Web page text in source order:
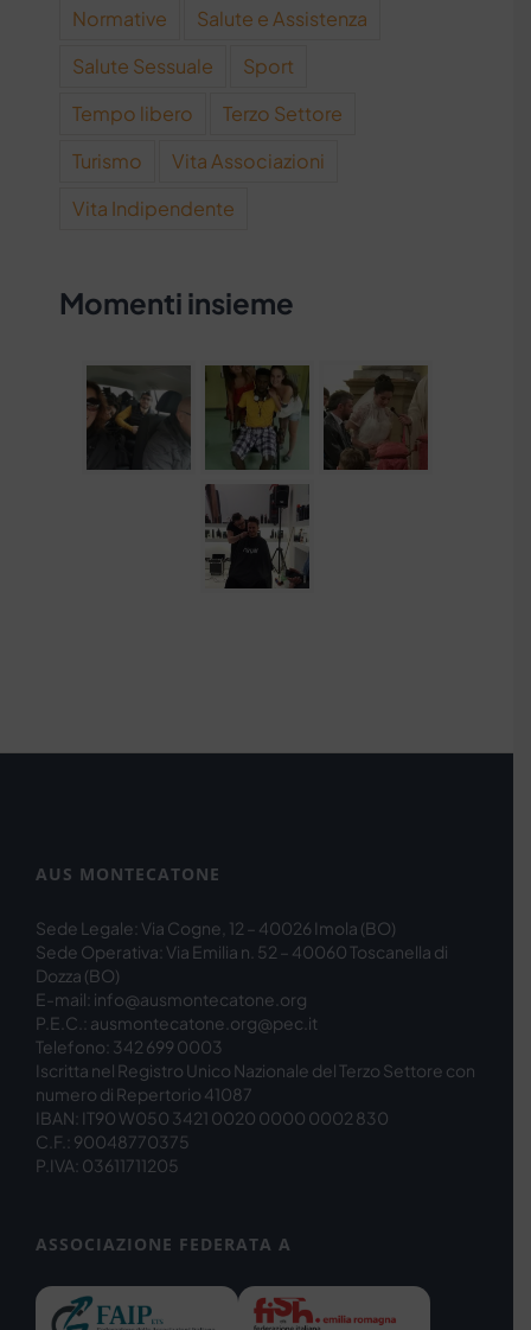
Normative
Salute e Assistenza
Salute Sessuale
Sport
Tempo libero
Terzo Settore
Turismo
Vita Associazioni
Vita Indipendente
Momenti insieme
AUS MONTECATONE
Sede Legale: Via Cogne, 12 – 40026 Imola (BO)
Sede Operativa: Via Emilia n. 52 – 40060 Toscanella di
Dozza (BO)
E-mail: info@ausmontecatone.org
P.E.C.: ausmontecatone.org@pec.it
Telefono: 342 699 0003
Iscritta nel Registro Unico Nazionale del Terzo Settore con
numero di Repertorio 41087
IBAN: IT90 W050 3421 0020 0000 0002 830
C.F.: 90048770375
P.IVA: 03611711205
ASSOCIAZIONE FEDERATA A